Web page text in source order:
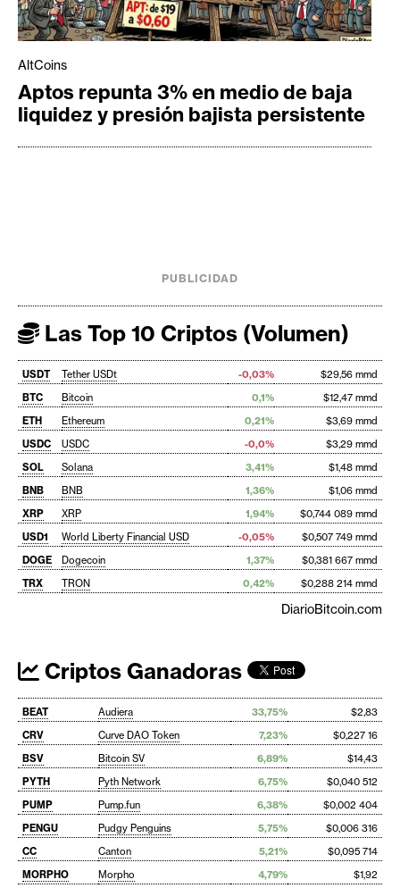
AltCoins
Aptos repunta 3% en medio de baja
liquidez y presión bajista persistente
PUBLICIDAD
Las Top 10 Criptos (Volumen)
USDT Tether USDt -0,03%
$29,56 mmd
BTC
Bitcoin 0,1%
$12,47 mmd
ETH
Ethereum 0,21%
$3,69 mmd
USDC
USDC -0,0%
$3,29 mmd
SOL
Solana 3,41%
$1,48 mmd
BNB
BNB 1,36%
$1,06 mmd
XRP
XRP 1,94%
$0,744 089 mmd
USD1
World Liberty Financial USD -0,05%
$0,507 749 mmd
DOGE
Dogecoin 1,37%
$0,381 667 mmd
TRX
TRON 0,42% $0,288 214 mmd
DiarioBitcoin.com
Criptos Ganadoras
BEAT Audiera 33,75%
$2,83
CRV
Curve DAO Token 7,23%
$0,227 16
BSV
Bitcoin SV 6,89%
$14,43
PYTH
Pyth Network 6,75%
$0,040 512
PUMP
Pump.fun 6,38%
$0,002 404
PENGU
Pudgy Penguins 5,75%
$0,006 316
CC
Canton 5,21%
$0,095 714
MORPHO
Morpho 4,79% $1,92